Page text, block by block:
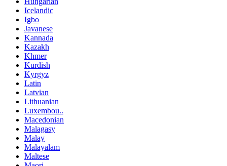
Icelandic
Igbo
Javanese
Kannada
Kazakh
Khmer
Kurdish
Kyrgyz
Latin
Latvian
Lithuanian
Luxembou..
Macedonian
Malagasy
Malay
Malayalam
Maltese